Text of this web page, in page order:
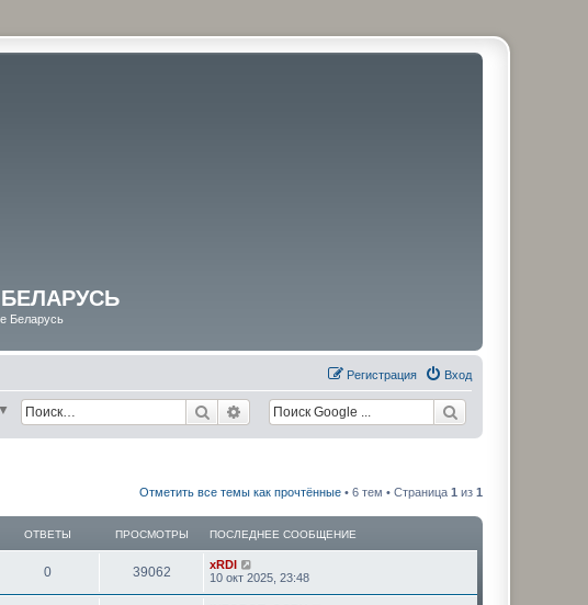
БЕЛАРУСЬ
Беларусь
Вход
Регистрация
Поиск Расширенный поиск
▼
Отметить все темы как прочтённые • 6 тем • Страница 1 из 1
ОТВЕТЫ ПРОСМОТРЫ ПОСЛЕДНЕЕ СООБЩЕНИЕ
0 39062
xRDI
10 окт 2025, 23:48